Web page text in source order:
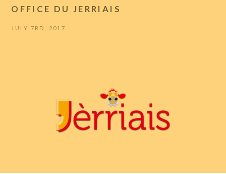
OFFICE DU JERRIAIS
JULY 7RD, 2017